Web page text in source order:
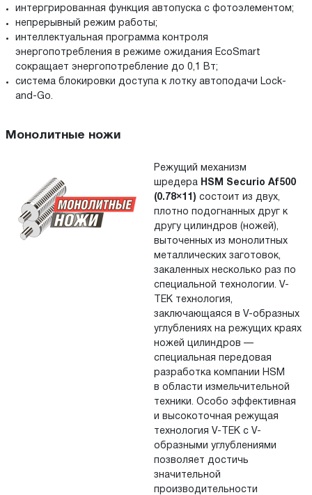
интергрированная функция автопуска с фотоэлементом;
непрерывный режим работы;
интеллектуальная программа контроля
энергопотребления в режиме ожидания EcoSmart
сокращает энергопотребление до 0,1 Вт;
система блокировки доступа к лотку автоподачи Lock-
and-Go.
Монолитные ножи
Режущий механизм
шредера HSM Securio Af500
(0.78×11) состоит из двух,
плотно подогнанных друг к
другу цилиндров (ножей),
выточенных из монолитных
металлических заготовок,
закаленных несколько раз по
специальной технологии. V-
TEK технология,
заключающаяся в V-образных
углублениях на режущих краях
ножей цилиндров —
специальная передовая
разработка компании HSM
в области измельчительной
техники. Особо эффективная
и высокоточная режущая
технология V-TEK с V-
образными углублениями
позволяет достичь
значительной
производительности